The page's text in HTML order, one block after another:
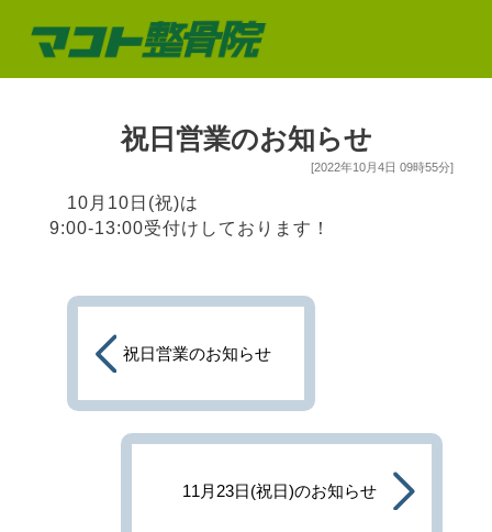
祝日営業のお知らせ
[2022年10月4日 09時55分]
10月10日(祝)は
9:00-13:00受付けしております！
祝日営業のお知らせ
11月23日(祝日)のお知らせ